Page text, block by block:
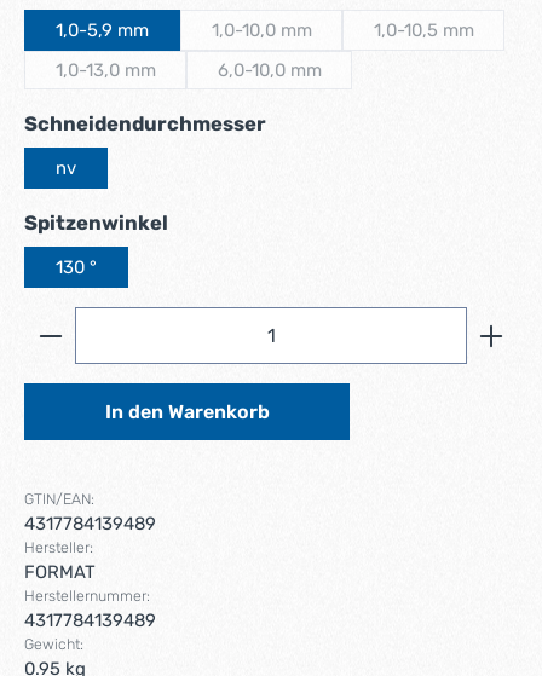
1,0-5,9 mm 1,0-10,0 mm
(Diese Option ist zurzeit nicht
1,0-10,5 mm
(Diese Option
1,0-13,0 mm
(Diese Option ist zurzeit nicht verfügbar.)
6,0-10,0 mm
(Diese Option ist zurzeit nicht
Schneidendurchmesserauswählen
nv
Spitzenwinkel
130 °
Produkt Anzahl: Gib den gewünschten Wert ein
In den Warenkorb
GTIN/EAN:
4317784139489
Hersteller:
FORMAT
Herstellernummer:
4317784139489
Gewicht:
0.95 kg